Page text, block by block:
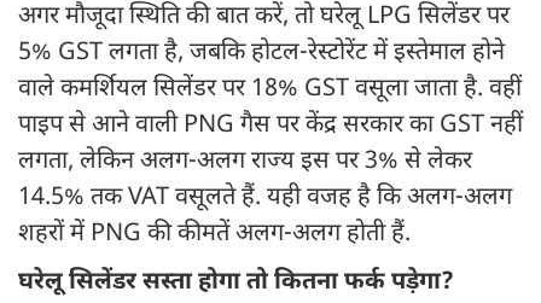
अगर मौजूदा स्थिति की बात करें, तो घरेलू LPG सिलेंडर पर
5% GST लगता है, जबकि होटल-रेस्टोरेंट में इस्तेमाल होने
वाले कमर्शियल सिलेंडर पर 18% GST वसूला जाता है. वहीं
पाइप से आने वाली PNG गैस पर केंद्र सरकार का GST नहीं
लगता, लेकिन अलग-अलग राज्य इस पर 3% से लेकर
14.5% तक VAT वसूलते हैं. यही वजह है कि अलग-अलग
शहरों में PNG की कीमतें अलग-अलग होती हैं.
घरेलू सिलेंडर सस्ता होगा तो कितना फर्क पड़ेगा?